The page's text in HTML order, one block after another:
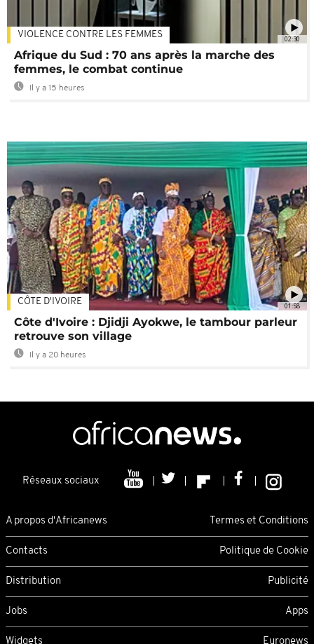
02:30
VIOLENCE CONTRE LES FEMMES
Afrique du Sud : 70 ans après la marche des
femmes, le combat continue
Il y a 15 heures
01:58
CÔTE D'IVOIRE
Côte d'Ivoire : Djidji Ayokwe, le tambour parleur
retrouve son village
Il y a 20 heures
Réseaux sociaux
A propos d'Africanews Termes et Conditions
Contacts Politique de Cookie
Distribution Publicité
Jobs Apps
Widgets Euronews